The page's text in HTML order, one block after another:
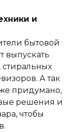
и
бытовой
выпускать
А так
придумано,
решения и
чтобы